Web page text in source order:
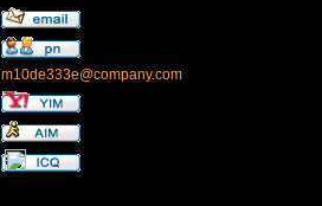
m10de333e@company.com